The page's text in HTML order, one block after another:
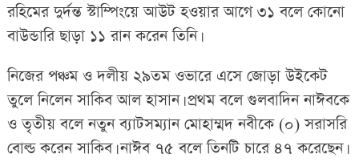
রহিমের দুর্দন্ত স্টাম্পিংয়ে আউট হওয়ার আগে ৩১ বলে কোনো
বাউন্ডারি ছাড়া ১১ রান করেন তিনি।
নিজের পঞ্চম ও দলীয় ২৯তম ওভারে এসে জোড়া উইকেট
তুলে নিলেন সাকিব আল হাসান। প্রথম বলে গুলবাদিন নাঈবকে
ও তৃতীয় বলে নতুন ব্যাটসম্যান মোহাম্মদ নবীকে (০) সরাসরি
বোল্ড করেন সাকিব। নাঈব ৭৫ বলে তিনটি চারে ৪৭ করেছেন।